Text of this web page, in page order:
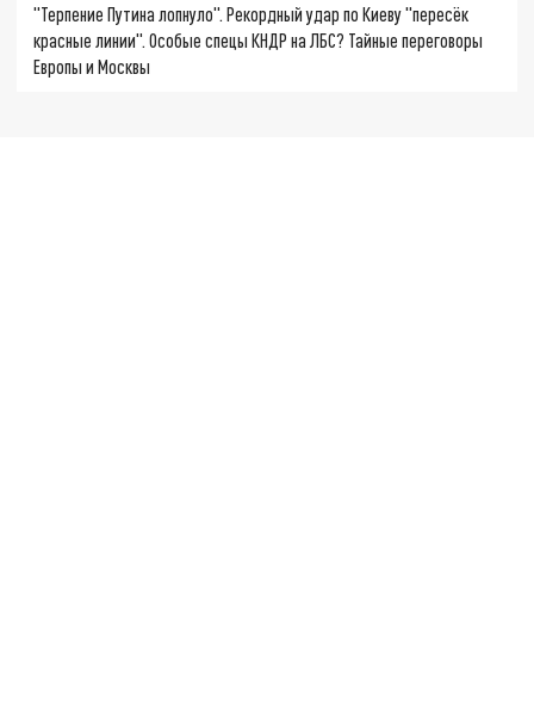
"Терпение Путина лопнуло". Рекордный удар по Киеву "пересёк
красные линии". Особые спецы КНДР на ЛБС? Тайные переговоры
Европы и Москвы